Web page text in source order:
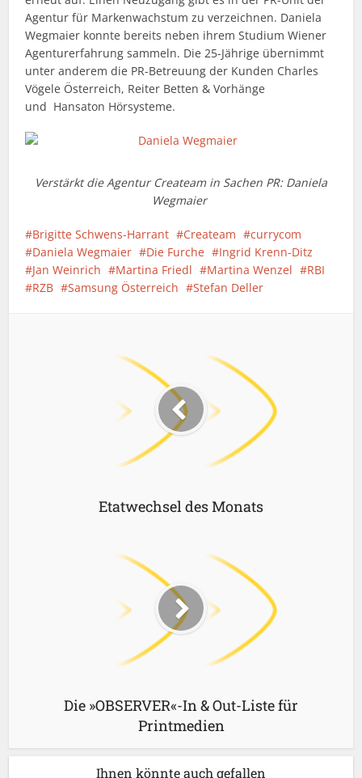
Agentur für Markenwachstum zu verzeichnen. Daniela
Wegmaier konnte bereits neben ihrem Studium Wiener
Agenturerfahrung sammeln. Die 25-Jährige übernimmt
unter anderem die PR-Betreuung der Kunden Charles
Vögele Österreich, Reiter Betten & Vorhänge
und Hansaton Hörsysteme.
Verstärkt die Agentur Createam in Sachen PR: Daniela
Wegmaier
Brigitte Schwens-Harrant Createam
currycom
Daniela Wegmaier
Die Furche
Ingrid Krenn-Ditz
Jan Weinrich
Martina Friedl Martina Wenzel
RBI
RZB
Samsung Österreich Stefan Deller
Etatwechsel des Monats
Die »OBSERVER«-In & Out-Liste für
Printmedien
Ihnen könnte auch gefallen